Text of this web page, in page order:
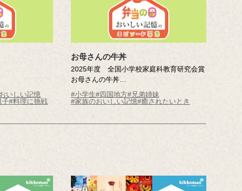
島市立伊敷台
いしい記憶
子#料理に挑戦
お母さんの牛丼
2025年度 全国小学校家庭科教育研究会賞
お母さんの牛丼
高尾 咲和（香川県 高松市立円座小学校 4
年 ）
#小学生#四国地方#兄弟姉妹
#家族のおいしい記憶#癒されたいとき